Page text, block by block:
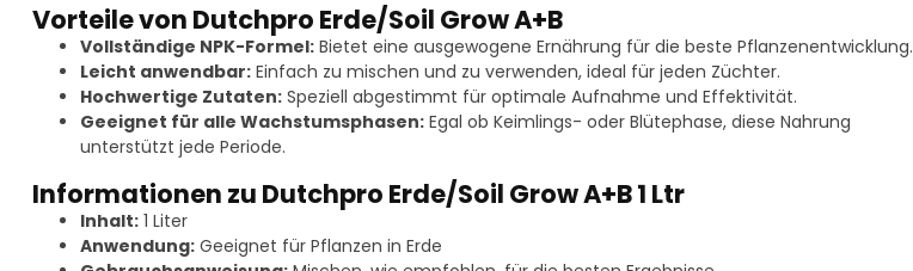
Vorteile von Dutchpro Erde/Soil Grow A+B
Vollständige NPK-Formel: Bietet eine ausgewogene Ernährung für die beste Pflanzenentwicklung.
Leicht anwendbar: Einfach zu mischen und zu verwenden, ideal für jeden Züchter.
Hochwertige Zutaten: Speziell abgestimmt für optimale Aufnahme und Effektivität.
Geeignet für alle Wachstumsphasen: Egal ob Keimlings- oder Blütephase, diese Nahrung
unterstützt jede Periode.
Informationen zu Dutchpro Erde/Soil Grow A+B 1 Ltr
Inhalt: 1 Liter
Anwendung: Geeignet für Pflanzen in Erde